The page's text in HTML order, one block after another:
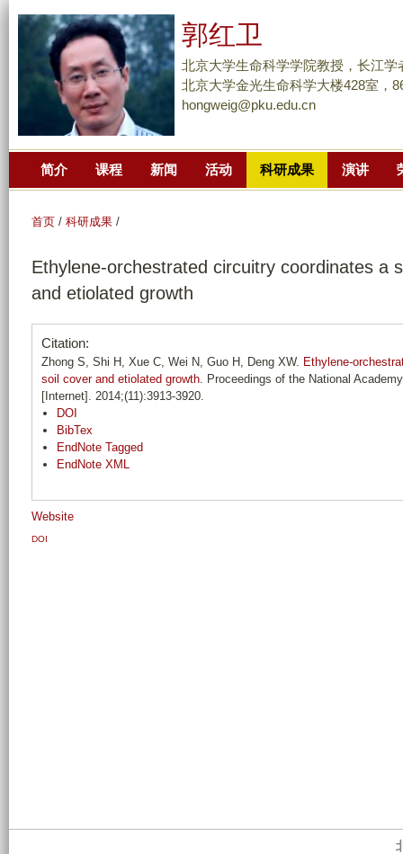
到
主
分
郭红卫
北京大学生命科学学院教授，长江学
北京大学金光生命科学大楼428室，
hongweig@pku.edu.cn
简介 课程 新闻 活动 科研成果 演讲
首页 / 科研成果 /
Ethylene-orchestrated circuitry coordinates a
and etiolated growth
Citation:
Zhong S, Shi H, Xue C, Wei N, Guo H, Deng XW. Ethylene-
soil cover and etiolated growth. Proceedings of the National
[Internet]. 2014;(11):3913-3920.
DOI
BibTex
EndNote Tagged
EndNote XML
Website
DOI